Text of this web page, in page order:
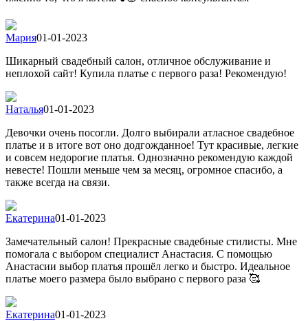
Мария01-01-2023
Шикарный свадебный салон, отличное обслуживание и
неплохой сайт! Купила платье с первого раза! Рекомендую!
Наталья01-01-2023
Девочки очень посогли. Долго выбирали атласное свадебное
платье и в итоге вот оно додгожданное! Тут красивые, легкие
и совсем недорогие платья. Однозначно рекомендую каждой
невесте! Пошли меньше чем за месяц, огромное спасибо, а
также всегда на связи.
Екатерина01-01-2023
Замечательный салон! Прекрасные свадебные стилисты. Мне
помогала с выбором специалист Анастасия. С помощью
Анастасии выбор платья прошёл легко и быстро. Идеальное
платье моего размера было выбрано с первого раза 🥰
Екатерина01-01-2023